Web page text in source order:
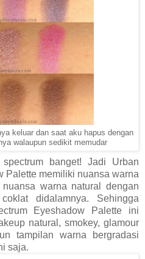
keluar dan saat aku hapus dengan
walaupun sedikit memudar
banget! Jadi Urban
Palette memiliki nuansa warna
warna natural dengan
didalamnya. Sehingga
Eyeshadow Palette ini
natural, smokey, glamour
tampilan warna bergradasi
saja.